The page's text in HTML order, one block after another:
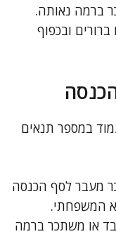
ברמה נאותה.
ובכפוף
במספר תנאים
מעבר לסף הכנסה
המשפחתי.
או משתכר ברמה